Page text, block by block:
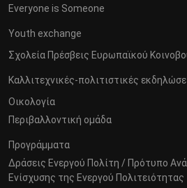
Everyone is Someone
Youth exchange
Σχολεία Πρέσβεις Ευρωπαϊκού
Καλλιτεχνικές-πολιτιστικές
Οικολογία
Περιβαλλοντική ομάδα
Προγράμματα
Δράσεις Ενεργού Πολίτη / Πρότυπο
Ενίσχυσης της Ενεργού Πολιτειότητας